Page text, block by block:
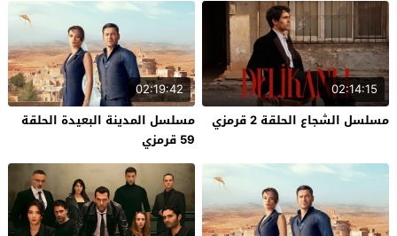
02:14:15
مسلسل الشجاع الحلقة 2 قرمزي
02:19:42
مسلسل المدينة البعيدة الحلقة
59 قرمزي